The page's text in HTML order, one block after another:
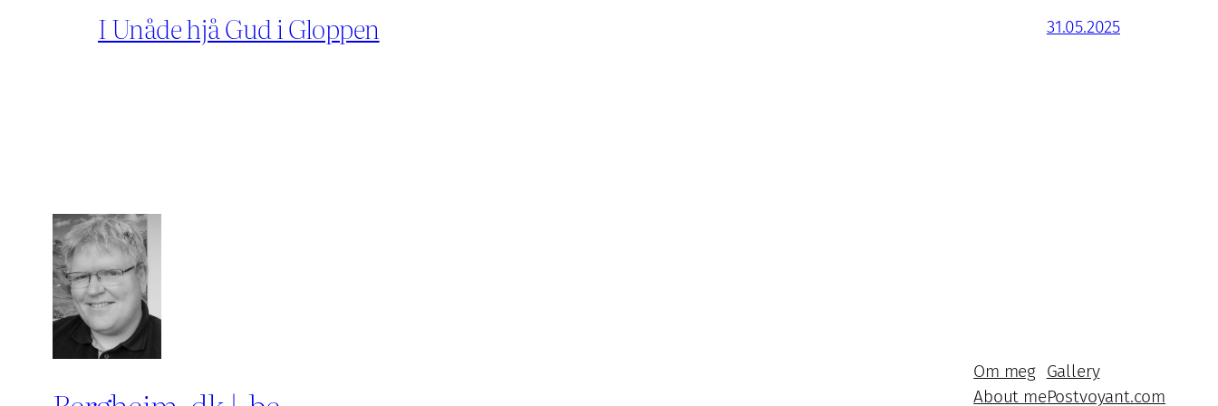
I Unåde hjå Gud i Gloppen 31.05.2025
Om meg
About me
Gallery
Postvoyant.com